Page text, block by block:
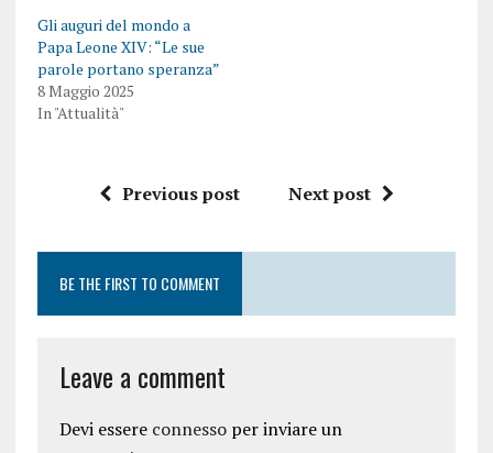
Gli auguri del mondo a
Papa Leone XIV: “Le sue
parole portano speranza”
8 Maggio 2025
In "Attualità"
Previous post Next post
BE THE FIRST TO COMMENT
Leave a comment
Devi essere connessoper inviare un